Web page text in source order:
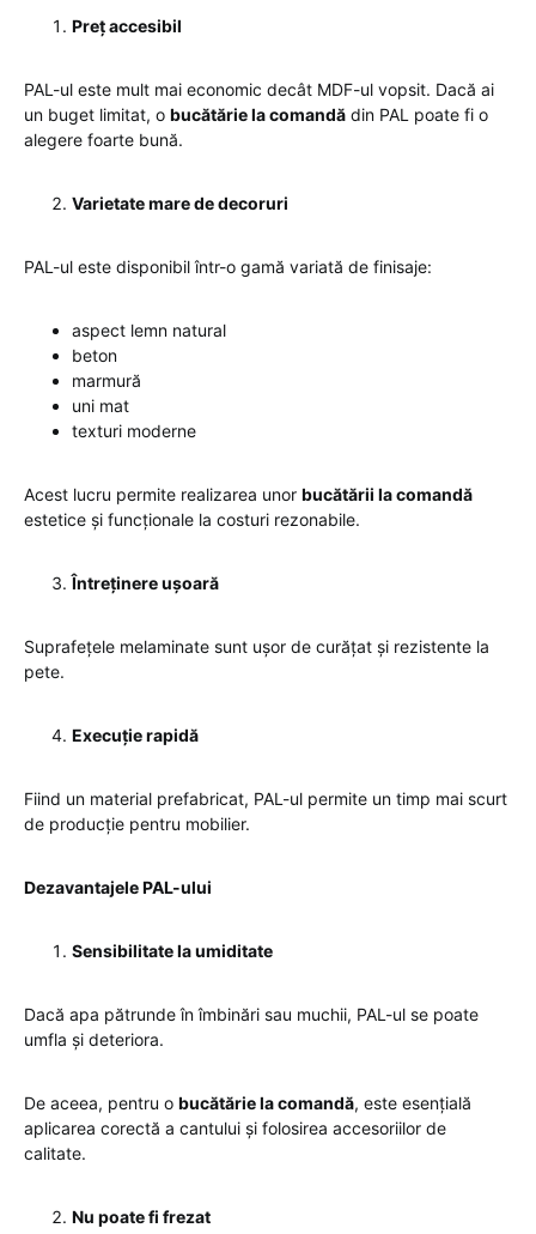
Preț accesibil
PAL-ul este mult mai economic decât MDF-ul vopsit. Dacă ai
un buget limitat, o bucătărie la comandă din PAL poate fi o
alegere foarte bună.
Varietate mare de decoruri
PAL-ul este disponibil într-o gamă variată de finisaje:
aspect lemn natural
beton
marmură
uni mat
texturi moderne
Acest lucru permite realizarea unor bucătării la comandă
estetice și funcționale la costuri rezonabile.
Întreținere ușoară
Suprafețele melaminate sunt ușor de curățat și rezistente la
pete.
Execuție rapidă
Fiind un material prefabricat, PAL-ul permite un timp mai scurt
de producție pentru mobilier.
Dezavantajele PAL-ului
Sensibilitate la umiditate
Dacă apa pătrunde în îmbinări sau muchii, PAL-ul se poate
umfla și deteriora.
De aceea, pentru o bucătărie la comandă, este esențială
aplicarea corectă a cantului și folosirea accesoriilor de
calitate.
Nu poate fi frezat